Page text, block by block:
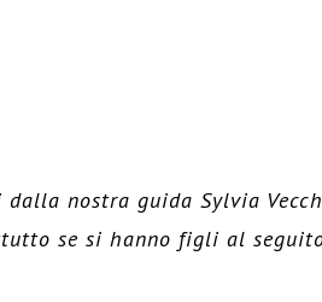
nostra guida Sylvia
se si hanno figli al